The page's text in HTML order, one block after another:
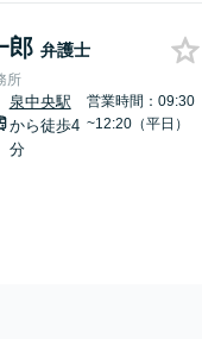
郎 弁護士
所
泉中央駅
から徒歩4
分
営業時間：09:30
~12:20（平日）